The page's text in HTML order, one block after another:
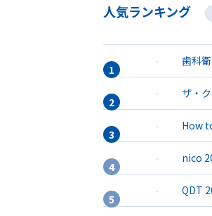
人気ランキング
歯科
ザ・
How
nico
QDT